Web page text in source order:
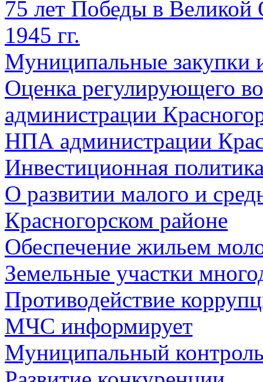
75 лет Победы в Великой
1945 гг.
Муниципальные закупки
Оценка регулирующего
администрации
НПА администрации
Инвестиционная
О развитии малого и
Красногорском районе
Обеспечение жильем
Земельные участки
Противодействие
МЧС информирует
Муниципальный